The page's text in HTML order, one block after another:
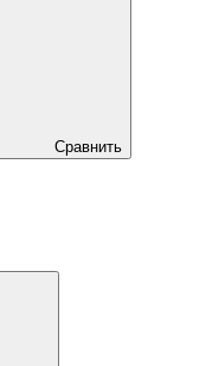
Сравнить